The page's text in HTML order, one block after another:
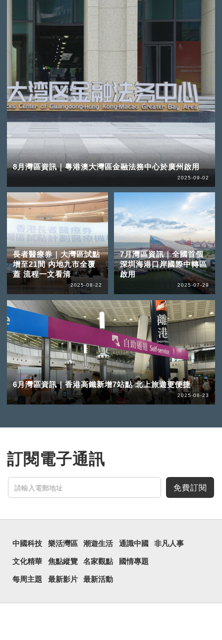
8月灣區資訊｜粵港澳大灣區金融法務中心於廣州啟用
2025-09-02
長者醫療券｜大灣區試點
增至21間 內地九市全覆
蓋 流程一文看清
2025-08-22
7月灣區資訊｜全國首個
深圳海港口岸國際中轉區
啟用
2025-07-29
6月灣區資訊｜香港高鐵新增7站點 北上旅遊更便捷
2025-06-23
訂閱電子通訊
免費訂閱
中國科技 樂活灣區 潮遊生活 通識中國 非凡人事
文化精華 焦點縱覽 名家觀點 國情專題
每周主題 最新影片 最新活動